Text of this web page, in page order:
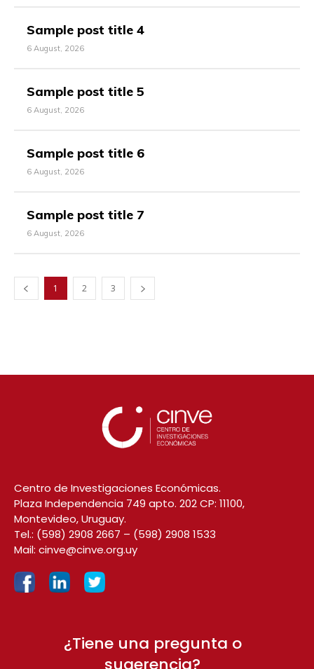
Sample post title 4
6 August, 2026
Sample post title 5
6 August, 2026
Sample post title 6
6 August, 2026
Sample post title 7
6 August, 2026
1 2 3
Centro de Investigaciones Económicas.
Plaza Independencia 749 apto. 202 CP: 11100,
Montevideo, Uruguay.
Tel.: (598) 2908 2667 – (598) 2908 1533
Mail: cinve@cinve.org.uy
¿Tiene una pregunta o
sugerencia?